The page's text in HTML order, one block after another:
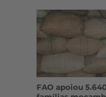
FAO apoiou